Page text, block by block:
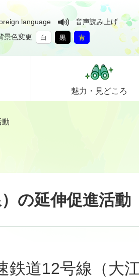
language
音声読み上げ
景色変更 白 黒 青
魅力・ 見どころ
動
の延伸促進活動
鉄道12号線（大